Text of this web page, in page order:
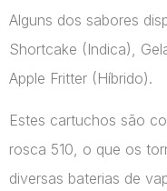
Alguns dos sabores
Shortcake (Indica),
Apple Fritter (Híbrido).
Estes cartuchos são
rosca 510, o que os
diversas baterias de